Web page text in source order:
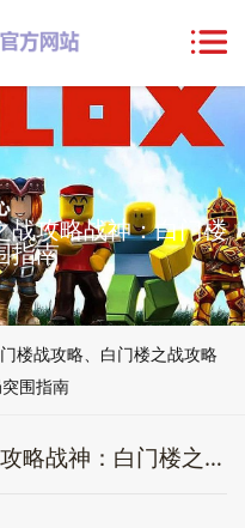
战攻略战神：白门楼
指南
楼战攻略、白门楼之战攻略
围指南
白门楼战攻略、白门楼之战攻略战神：白门楼之役：关羽困龙之局突围指南